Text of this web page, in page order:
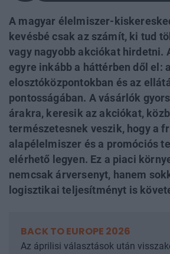
A magyar élelmiszer-
kevésbé csak az számít, ki tud
vagy nagyobb akciókat hirdetni.
egyre inkább a háttérben dől el:
elosztóközpontokban és az
pontosságában. A vásárlók
árakra, keresik az akciókat,
természetesnek veszik, hogy a
alapélelmiszer és a promóciós
elérhető legyen. Ez a piaci
nemcsak árversenyt, hanem
logisztikai teljesítményt is
BACK TO EUROPE 2026
Az áprilisi választások után